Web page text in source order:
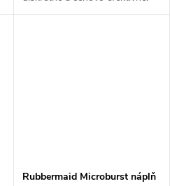
Zabezpečuje účinnú
Rubbermaid Microburst náplň